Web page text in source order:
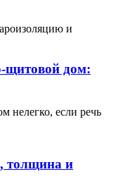
и
щитовой дом:
нелегко, если речь
толщина и